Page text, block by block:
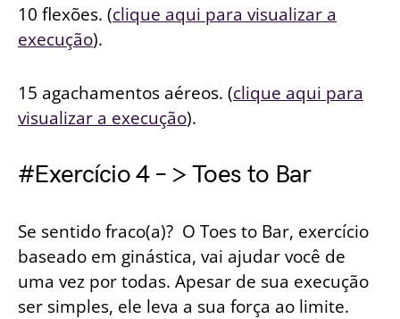
10 flexões. (clique aqui para visualizar a
execução).
15 agachamentos aéreos. (clique aqui para
visualizar a execução).
#Exercício 4 – > Toes to Bar
Se sentido fraco(a)? O Toes to Bar, exercício
baseado em ginástica, vai ajudar você de
uma vez por todas. Apesar de sua execução
ser simples, ele leva a sua força ao limite.